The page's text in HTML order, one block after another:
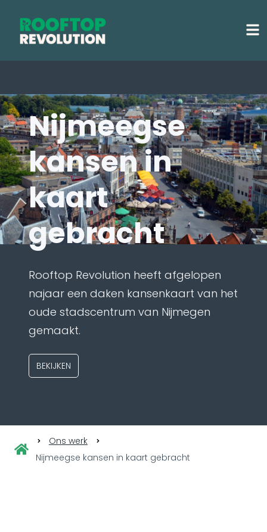
Nijmeegse
kansen in
kaart
gebracht
Rooftop Revolution heeft afgelopen
najaar een daken kansenkaart van het
oude stadscentrum van Nijmegen
gemaakt.
BEKIJKEN
Ons werk
Nijmeegse kansen in kaart gebracht